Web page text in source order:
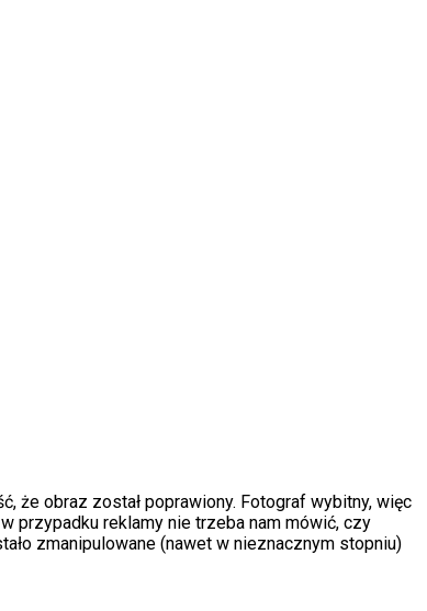
że obraz został poprawiony. Fotograf wybitny, więc
przypadku reklamy nie trzeba nam mówić, czy
zmanipulowane (nawet w nieznacznym stopniu)